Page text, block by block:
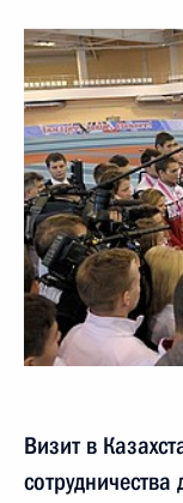
Визит в
сотрудничества